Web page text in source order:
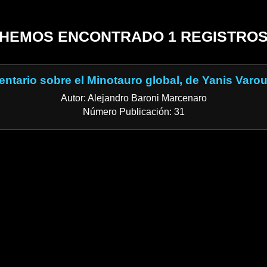
ENCONTRADO 1 REGISTROS
sobre el Minotauro global, de Yanis
Autor: Alejandro Baroni Marcenaro
Número Publicación: 31